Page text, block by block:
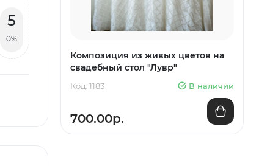
5
0%
Композиция из живых цветов на
свадебный стол "Лувр"
Код: 1183 В наличии
700.00р.